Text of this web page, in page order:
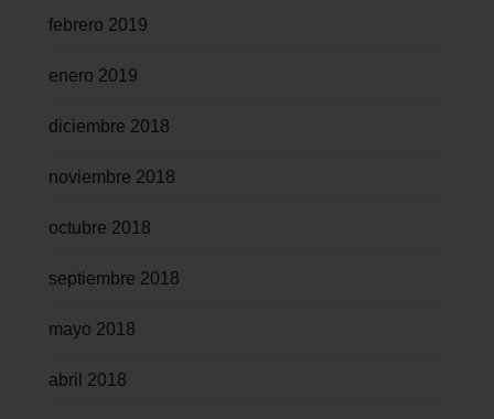
febrero 2019
enero 2019
diciembre 2018
noviembre 2018
octubre 2018
septiembre 2018
mayo 2018
abril 2018